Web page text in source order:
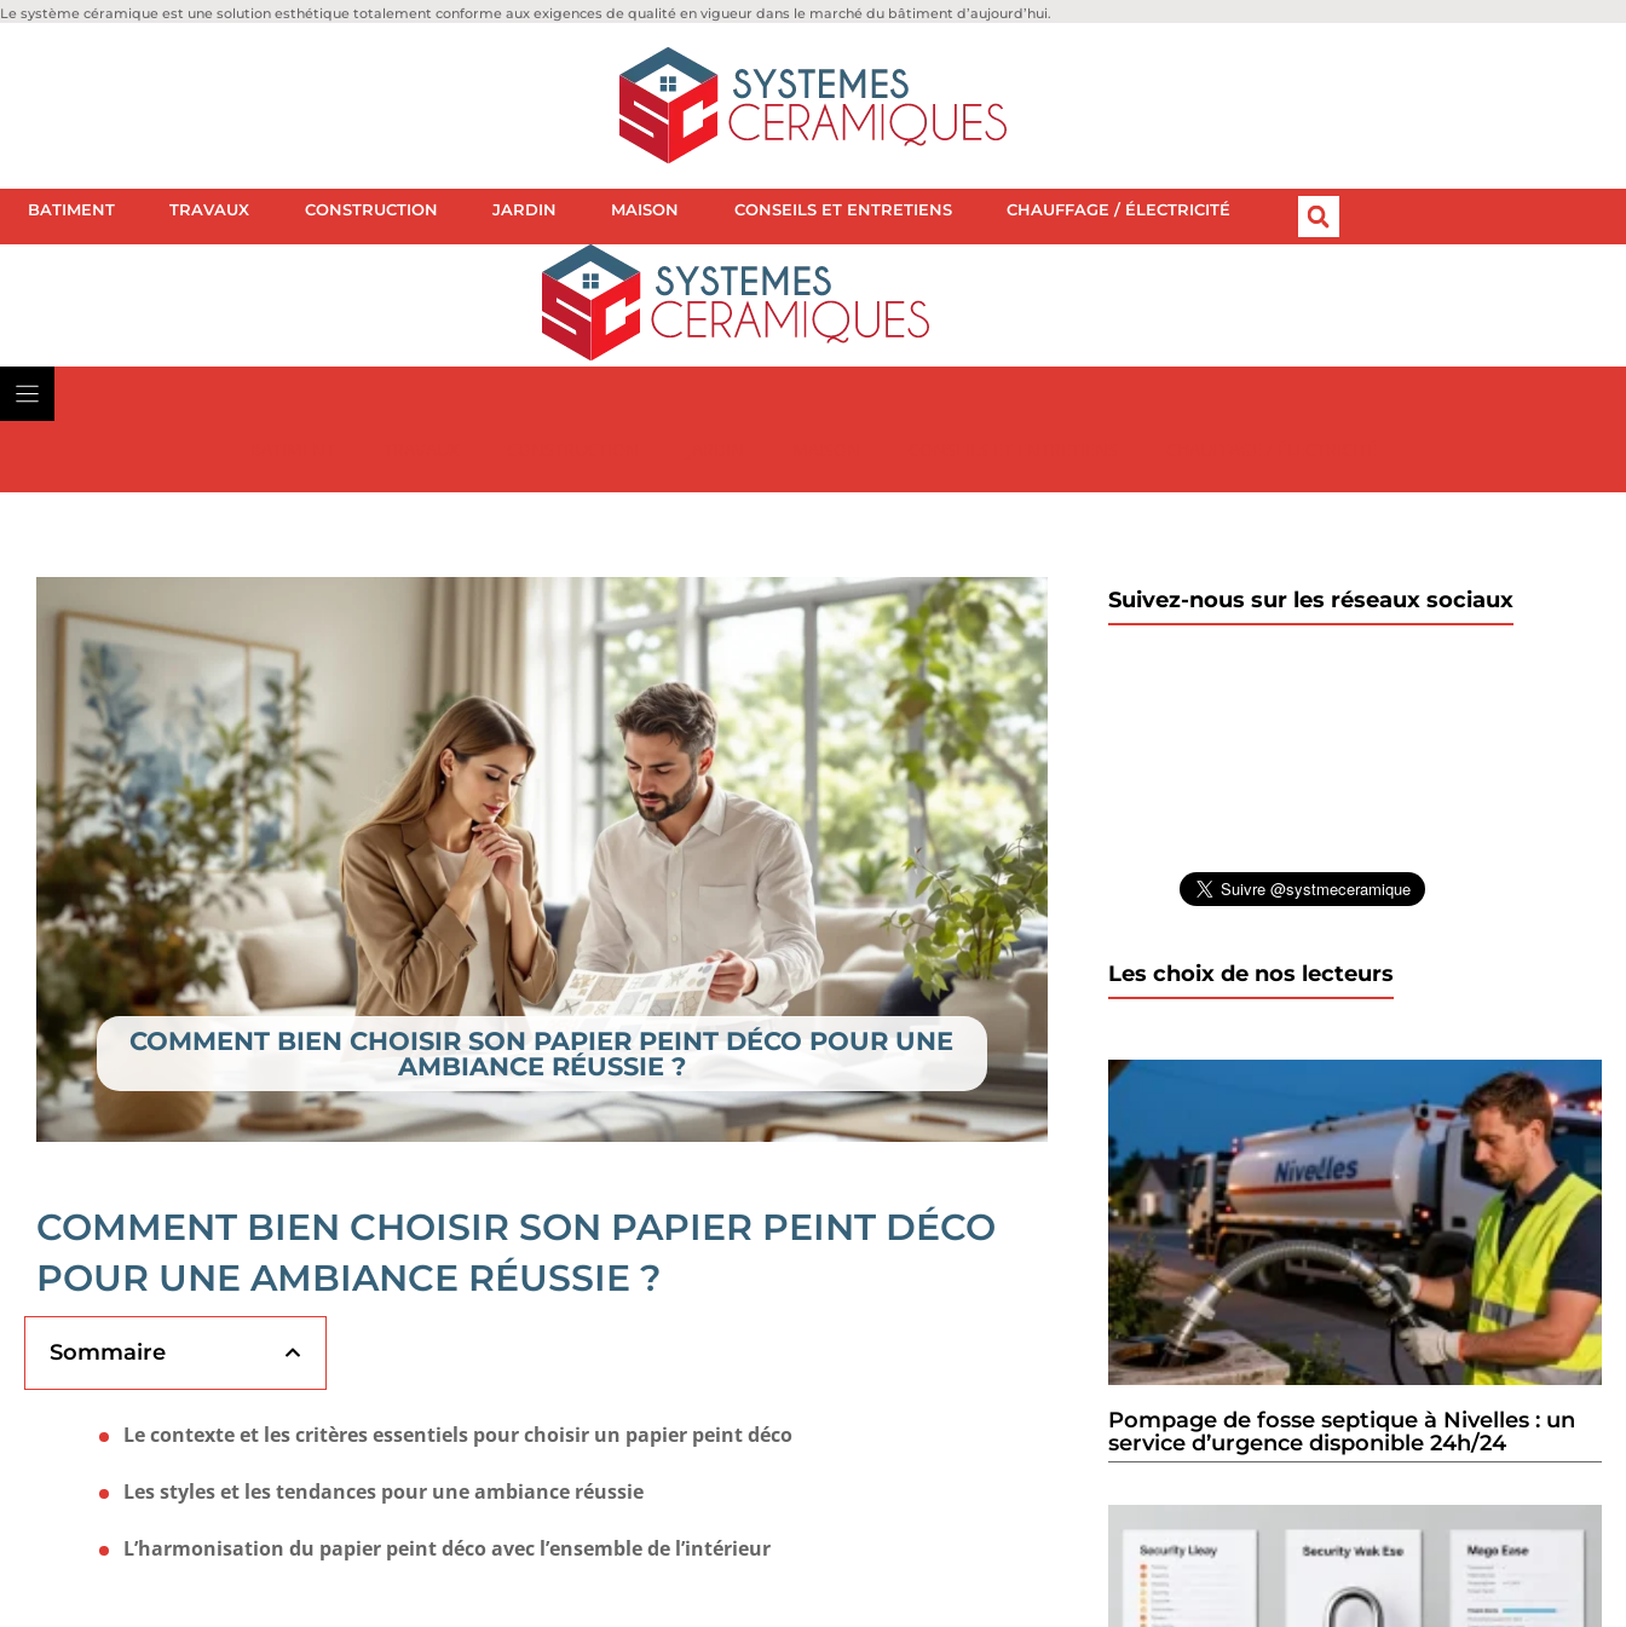
Le système céramique est une solution esthétique totalement conforme aux exigences de qualité en vigueur dans le marché du bâtiment d’aujourd’hui.
BATIMENT TRAVAUX CONSTRUCTION JARDIN MAISON CONSEILS ET ENTRETIENS CHAUFFAGE / ÉLECTRICITÉ
COMMENT BIEN CHOISIR SON PAPIER PEINT DÉCO POUR UNE
AMBIANCE RÉUSSIE ?
COMMENT BIEN CHOISIR SON PAPIER PEINT DÉCO
POUR UNE AMBIANCE RÉUSSIE ?
Sommaire
Le contexte et les critères essentiels pour choisir un papier peint déco
Les styles et les tendances pour une ambiance réussie
L’harmonisation du papier peint déco avec l’ensemble de l’intérieur
Suivez-nous sur les réseaux sociaux
Les choix de nos lecteurs
Pompage de fosse septique à Nivelles : un
service d’urgence disponible 24h/24